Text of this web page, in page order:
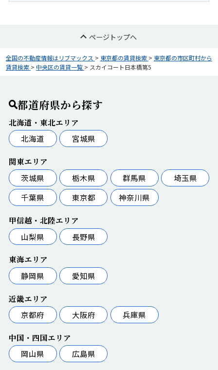
ページトップへ
全国の不動産情報はリブマックス > 東京都の賃貸検索 > 東京都の市区町村から
賃貸検索 > 中央区の賃貸一覧 > スカイコート日本橋第5
都道府県から探す
北海道・東北エリア
北海道
宮城県
関東エリア
茨城県
栃木県 群馬県
埼玉県
千葉県
東京都 神奈川県
甲信越・北陸エリア
山梨県
長野県
東海エリア
静岡県
愛知県
近畿エリア
京都府
大阪府 兵庫県
中国・四国エリア
岡山県
広島県